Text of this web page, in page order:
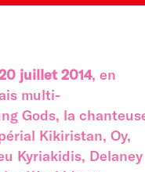
juillet 2014, en
multi-
Gods, la
Kikiristan, Oy,
Kyriakidis, Delaney